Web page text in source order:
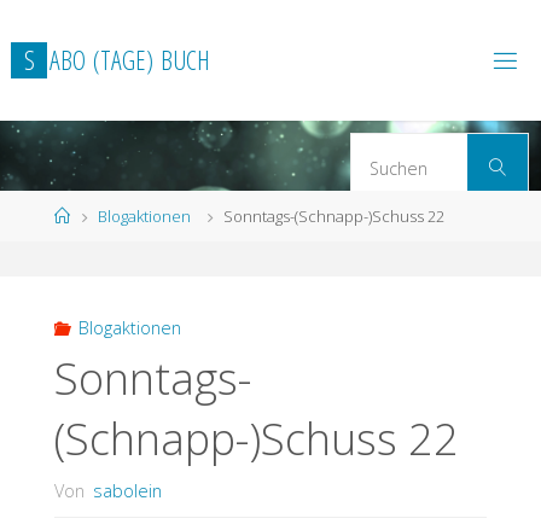
Inhalt
springen
S ABO (TAGE) BUCH
Suchen
StartBlogaktionen Sonntags-(Schnapp-)Schuss 22
Blogaktionen
Sonntags-
(Schnapp-)Schuss 22
Von sabolein